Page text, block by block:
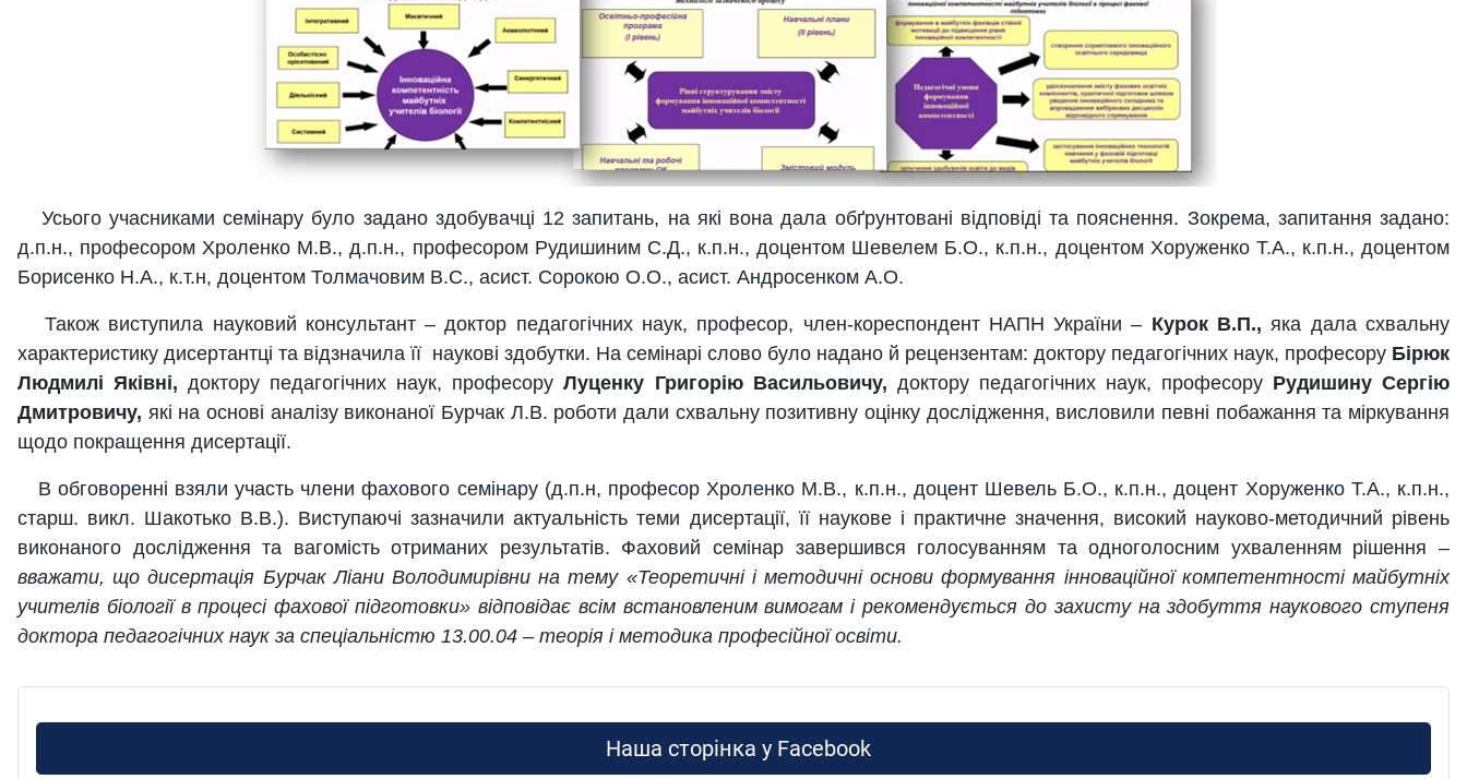
Усього учасниками семінару було задано здобувачці 12 запитань, на які вона дала обґрунтовані відповіді та пояснення. Зокрема, запитання задано:
д.п.н., професором Хроленко М.В., д.п.н., професором Рудишиним С.Д., к.п.н., доцентом Шевелем Б.О., к.п.н., доцентом Хоруженко Т.А., к.п.н., доцентом
Борисенко Н.А., к.т.н, доцентом Толмачовим В.С., асист. Сорокою О.О., асист. Андросенком А.О.
Також виступила науковий консультант – доктор педагогічних наук, професор, член-кореспондент НАПН України – Курок В.П., яка дала схвальну
характеристику дисертантці та відзначила її наукові здобутки. На семінарі слово було надано й рецензентам: доктору педагогічних наук, професору Бірюк
Людмилі Яківні, доктору педагогічних наук, професоруЛуценку Григорію Васильовичу, доктору педагогічних наук, професору Рудишину Сергію
Дмитровичу, які на основі аналізу виконаної Бурчак Л.В. роботи дали схвальну позитивну оцінку дослідження, висловили певні побажання та міркування
щодо покращення дисертації.
В обговоренні взяли участь члени фахового семінару (д.п.н, професор Хроленко М.В., к.п.н., доцент Шевель Б.О., к.п.н., доцент Хоруженко Т.А., к.п.н.,
старш. викл. Шакотько В.В.). Виступаючі зазначили актуальність теми дисертації, її наукове і практичне значення, високий науково-методичний рівень
виконаного дослідження та вагомість отриманих результатів. Фаховий семінар завершився голосуванням та одноголосним ухваленням рішення –
вважати, що дисертація Бурчак Ліани Володимирівни на тему «Теоретичні і методичні основи формування інноваційної компетентності майбутніх
учителів біології в процесі фахової підготовки» відповідає всім встановленим вимогам і рекомендується до захисту на здобуття наукового ступеня
доктора педагогічних наук за спеціальністю 13.00.04 – теорія і методика професійної освіти.
Наша сторінка у Facebook